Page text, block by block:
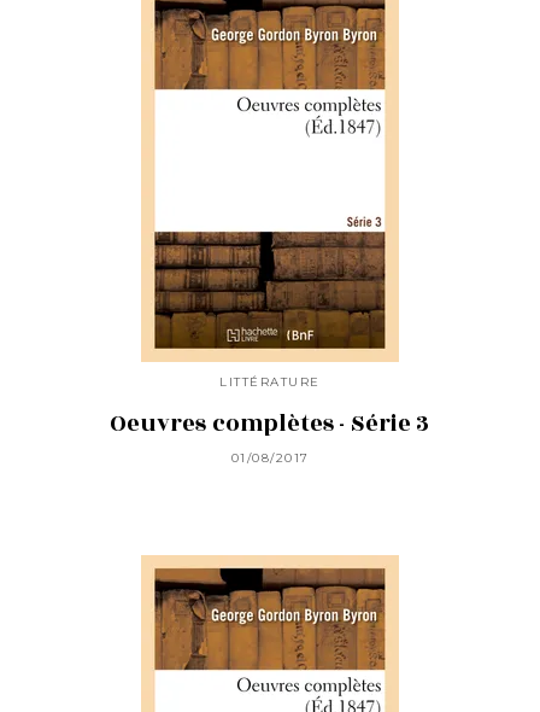
LITTÉRATURE
Oeuvres complètes - Série 3
01/08/2017